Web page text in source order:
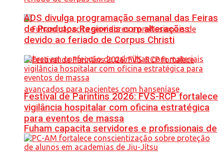
Fuham capacita servidores e profissionais de
ADS divulga programação semanal das Feiras
de Produtos Regionais com alterações
devido ao feriado de Corpus Christi
Festival de Parintins 2026: FVS-RCP fortalece
vigilância hospitalar com oficina estratégica
para eventos de massa